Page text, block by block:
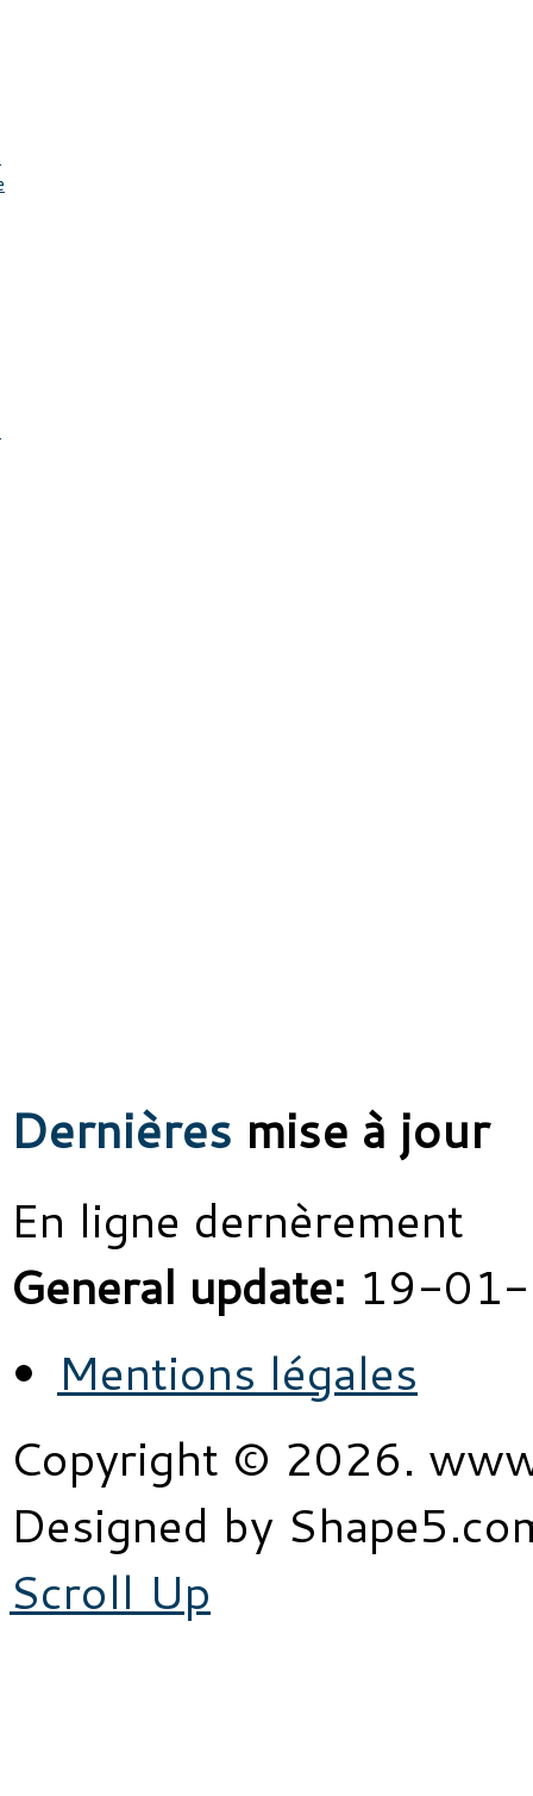
Dernières mise à jour
En ligne dernèrement
General update: 19-
Mentions légales
Copyright © 2026.
Designed by
Scroll Up